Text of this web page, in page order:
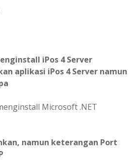
iPos 4 Server
aplikasi iPos 4 Server namun
Microsoft .NET
namun keterangan Port